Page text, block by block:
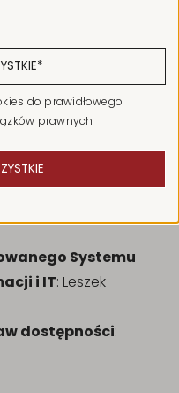
*
do prawidłowego
prawnych
Janiuk
Systemu
i IT: Leszek
dostępności: